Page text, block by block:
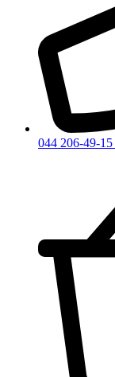
044 206-49-15